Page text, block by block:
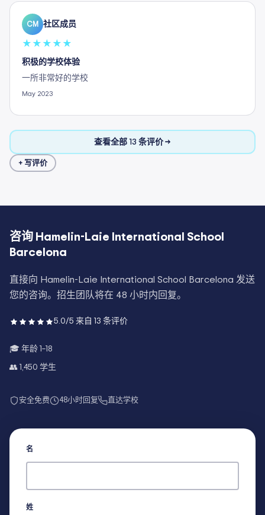
CM 社区成员
★ ★ ★ ★ ★
积极的学校体验
一所非常好的学校
May 2023
查看全部 13 条评价 →
+ 写评价
咨询 Hamelin-Laie International School
Barcelona
直接向 Hamelin-Laie International School Barcelona 发送
您的咨询。招生团队将在 48 小时内回复。
5.0/5 来自 13 条评价
🎓 年龄 1–18
👥 1,450 学生
安全免费 48小时回复 直达学校
名
姓